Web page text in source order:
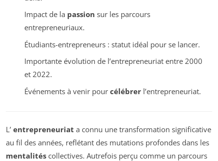
Impact de la passion sur les parcours
entrepreneuriaux.
Étudiants-entrepreneurs : statut idéal pour se lancer.
Importante évolution de l’entrepreneuriat entre 2000
et 2022.
Événements à venir pour célébrerl’entrepreneuriat.
L’ entrepreneuriat a connu une transformation significative
au fil des années, reflétant des mutations profondes dans les
mentalités collectives. Autrefois perçu comme un parcours